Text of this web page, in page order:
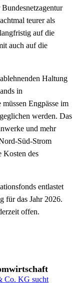
teurer als
auf die
auch auf die
Haltung
in
Engpässe im
werden. Das
und mehr
Süd-Strom
Kosten des
entlastet
für das Jahr 2026.
offen.
Co. KG sucht